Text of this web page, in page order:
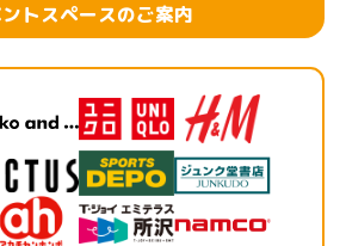
トスペースのご案内